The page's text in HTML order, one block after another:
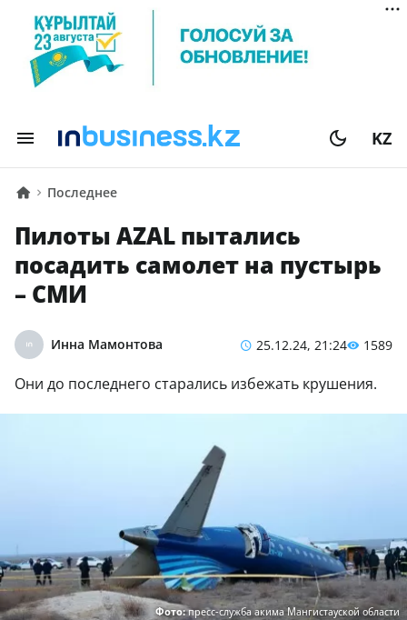
KZ
Последнее
Пилоты AZAL пытались
посадить самолет на пустырь
– СМИ
Инна Мамонтова 25.12.24, 21:24 1589
Они до последнего старались избежать крушения.
Фото:пресс-служба акима Мангистауской области